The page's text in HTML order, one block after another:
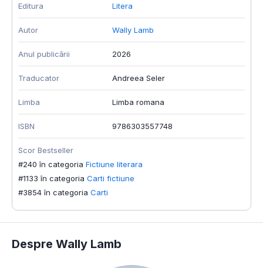
Editura Litera
Autor Wally Lamb
Anul publicării 2026
Traducator Andreea Seler
Limba Limba romana
ISBN 9786303557748
Scor Bestseller
#240 în categoria Fictiune literara
#1133 în categoria Carti fictiune
#3854 în categoria Carti
Despre Wally Lamb